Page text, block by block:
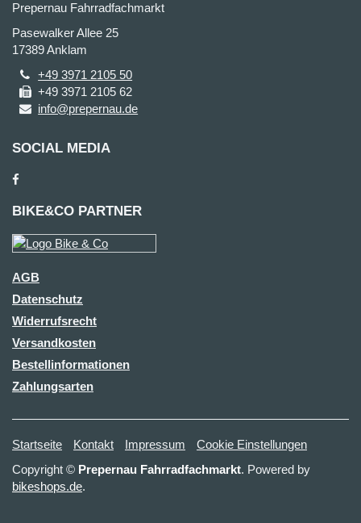
Prepernau Fahrradfachmarkt
Pasewalker Allee 25
17389 Anklam
+49 3971 2105 50
+49 3971 2105 62
info@prepernau.de
SOCIAL MEDIA
BIKE&CO PARTNER
AGB
Datenschutz
Widerrufsrecht
Versandkosten
Bestellinformationen
Zahlungsarten
Startseite Kontakt Impressum
Cookie Einstellungen
Copyright © Prepernau Fahrradfachmarkt. Powered by
bikeshops.de.